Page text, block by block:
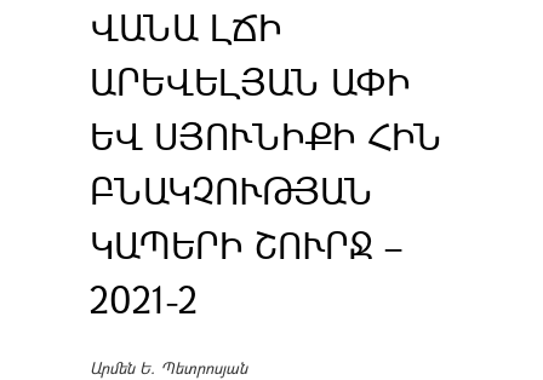
ՎԱՆԱ ԼՃԻ
ԱՐԵՎԵԼՅԱՆ ԱՓԻ
ԵՎ ՍՅՈՒՆԻՔԻ ՀԻՆ
ԲՆԱԿՉՈՒԹՅԱՆ
ԿԱՊԵՐԻ ՇՈՒՐՋ –
2021-2
Արմեն Ե. Պետրոսյան